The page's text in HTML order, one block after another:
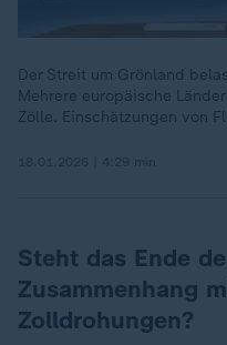
Der Streit um Grönland
Mehrere europäische
Zölle. Einschätzungen von
Steht das Ende
Zusammenhang
Zolldrohungen?